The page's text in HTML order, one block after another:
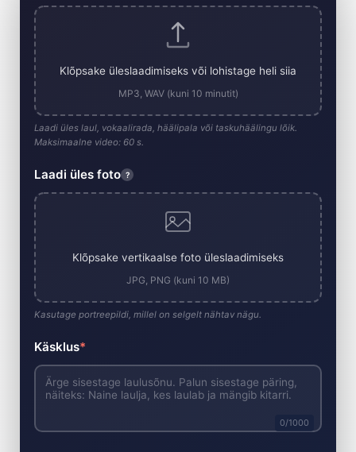
Klõpsake üleslaadimiseks või lohistage heli siia
MP3, WAV (kuni 10 minutit)
Laadi üles laul, vokaalirada, häälipala või taskuhäälingu lõik.
Maksimaalne video: 60 s.
Laadi üles foto ?
Klõpsake vertikaalse foto üleslaadimiseks
JPG, PNG (kuni 10 MB)
Kasutage portreepildi, millel on selgelt nähtav nägu.
Käsklus*
0/1000